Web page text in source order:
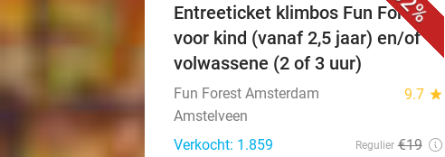
Entreeticket klimbos Fun Forest
voor kind (vanaf 2,5 jaar) en/of
volwassene (2 of 3 uur)
Fun Forest Amsterdam 9.7 star
Amstelveen
Verkocht: 1.859
Regulier €19